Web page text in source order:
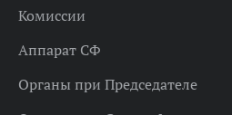
Комиссии
Аппарат СФ
Органы при Председателе